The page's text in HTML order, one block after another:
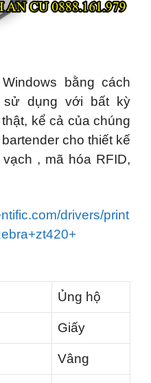
bằng cách
sử dụng với bất kỳ
kể cả của chúng
cho thiết kế
, mã hóa RFID,
drivers/print
Ủng hộ
Giấy
Vâng